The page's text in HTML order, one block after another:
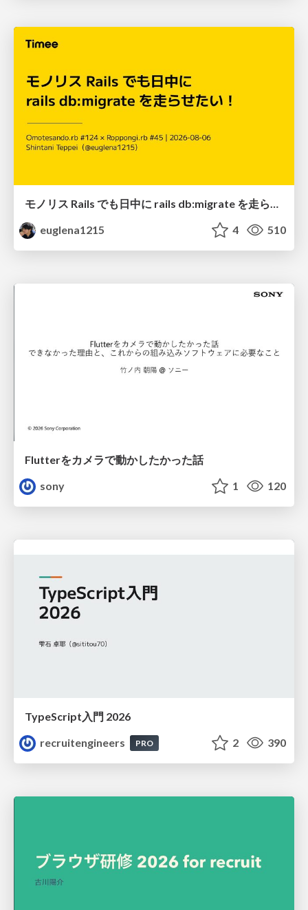
モノリス Rails でも日中に rails db:migrate を走らせたい！ / Daytime rails db:migrate on Monolithic Rails!
euglena1215
4 510
Flutterをカメラで動かしたかった話
sony
1 120
TypeScript入門 2026
recruitengineers
PRO 2 390